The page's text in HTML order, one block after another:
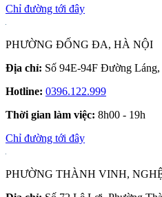
Chỉ đường tới đây
PHƯỜNG ĐỐNG ĐA, HÀ NỘI
Địa chỉ: Số 94E-94F Đường
Hotline: 0396.122.999
Thời gian làm việc: 8h00 - 19h
Chỉ đường tới đây
PHƯỜNG THÀNH VINH,